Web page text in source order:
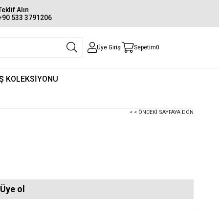
Alın
533 3791206
Üye Girişi Sepetim0
KOLEKSİYONU
< < ÖNCEKI SAYFAYA DÖN